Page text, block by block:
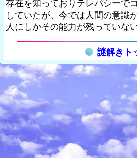
存在を知っておりテレパシーで
していたが、今では人間の意識
人にしかその能力が残っていない
謎解きト